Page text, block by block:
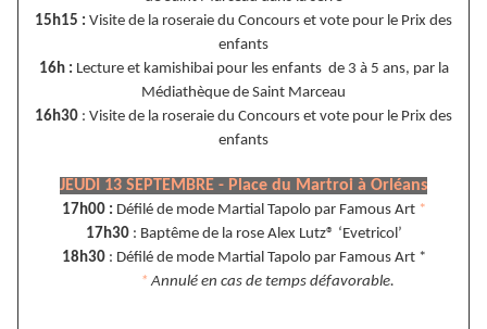
15h15 : Visite de la roseraie du Concours et vote pour le Prix des
enfants
16h : Lecture et kamishibai pour les enfants de 3 à 5 ans, par la
Médiathèque de Saint Marceau
16h30 : Visite de la roseraie du Concours et vote pour le Prix des
enfants
JEUDI 13 SEPTEMBRE - Place du Martroi à Orléans
17h00 : Défilé de mode Martial Tapolo par Famous Art *
17h30 : Baptême de la rose Alex Lutz® ‘Evetricol’
18h30: Défilé de mode Martial Tapolo par Famous Art *
*Annulé en cas de temps défavorable.